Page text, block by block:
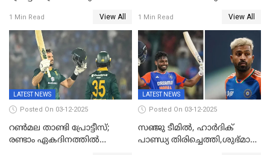
അടിതെറ്റി, ഇന്ത്യക്ക് 271
റണ്‍സ് വിജയലക്ഷ്യം
1 Min Read View All
ലോകകപ്പിൽ ഇന്ത്യ
സെമിയിൽ
1 Min Read View All
LATEST NEWS
Posted On 03-12-2025
റണ്‍മല താണ്ടി പ്രോട്ടീസ്;
രണ്ടാം ഏകദിനത്തില്‍
LATEST NEWS
Posted On 03-12-2025
സഞ്ജു ടീമില്‍, ഹാര്‍ദിക്
പാണ്ഡ്യ തിരിച്ചെത്തി,​ശുഭ്മാൻ